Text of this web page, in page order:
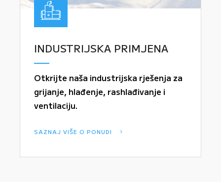
INDUSTRIJSKA PRIMJENA
Otkrijte naša industrijska rješenja za
grijanje, hlađenje, rashlađivanje i
ventilaciju.
SAZNAJ VIŠE O PONUDI